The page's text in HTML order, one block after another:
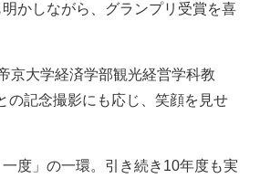
かしながら、グランプリ受賞を喜
京大学経済学部観光経営学科教
の記念撮影にも応じ、笑顔を見せ
度」の一環。引き続き10年度も実